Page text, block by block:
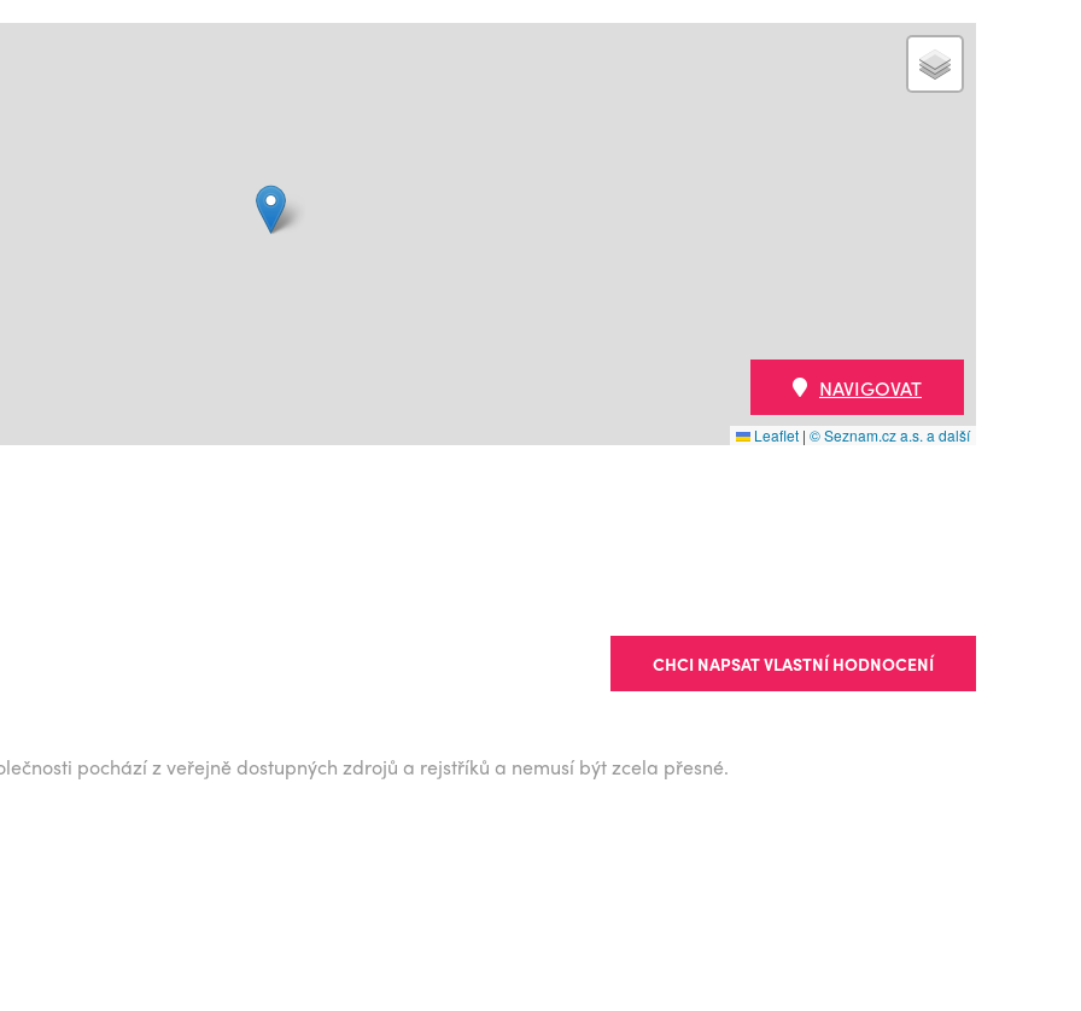
Leaflet | © Seznam.cz a.s. a další
NAVIGOVAT
CHCI NAPSAT VLASTNÍ HODNOCENÍ
pochází z veřejně dostupných zdrojů a rejstříků a nemusí být zcela přesné.